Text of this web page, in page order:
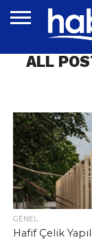
EĞITIM
EKONOMI
GENEL
MAGAZIN
OTOMOTIV
SIYASET
SPOR
TEKNOLOJI
ALL
GENEL
Hafif Çelik